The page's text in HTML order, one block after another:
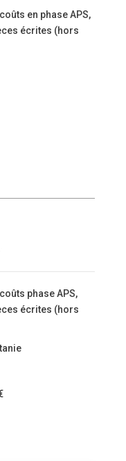
en phase APS,
écrites (hors
phase APS,
écrites (hors